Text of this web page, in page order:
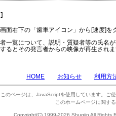
画面右下の「歯車アイコン」から[速度]
者一覧について、説明・質疑者等の氏名
るとその発言者からの映像が再生されま
HOME
お知らせ 利用方
このページは、JavaScriptを使用しています。ご
このホームページに関す
Copyright(C) 1999-2026 Shugiin All Rights